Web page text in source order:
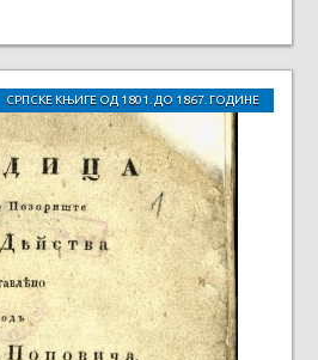
СРПСКЕ КЊИГЕ ОД 1801. ДО 1867. ГОДИНЕ